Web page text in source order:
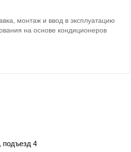
монтаж и ввод в эксплуатацию
на основе кондиционеров
подъезд 4